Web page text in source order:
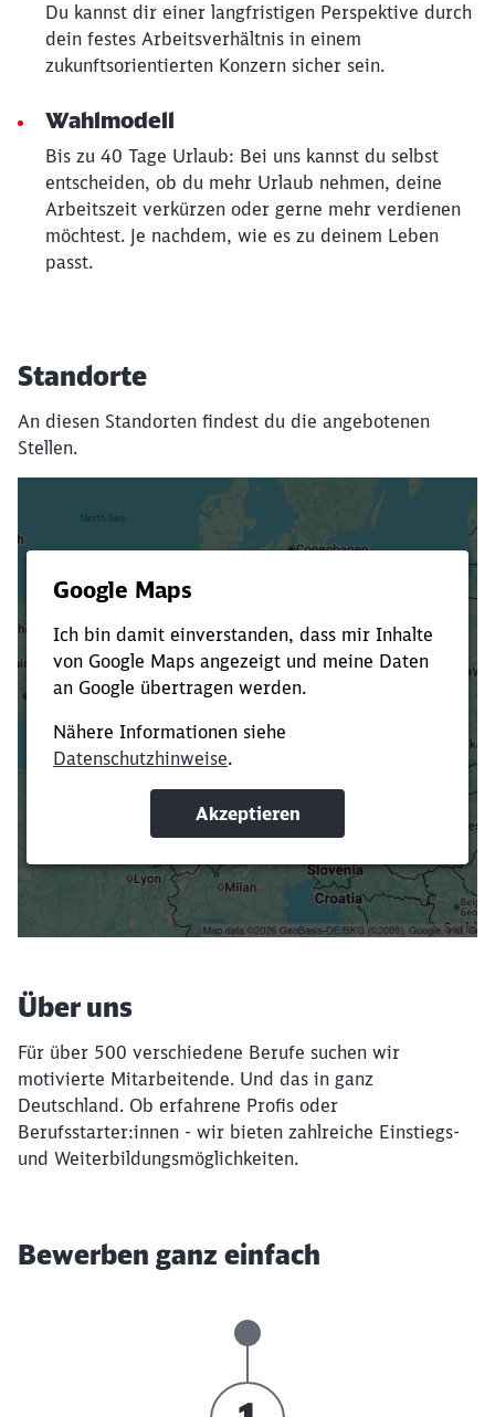
Du kannst dir einer langfristigen Perspektive durch
dein festes Arbeitsverhältnis in einem
zukunftsorientierten Konzern sicher sein.
Wahlmodell
Bis zu 40 Tage Urlaub: Bei uns kannst du selbst
entscheiden, ob du mehr Urlaub nehmen, deine
Arbeitszeit verkürzen oder gerne mehr verdienen
möchtest. Je nachdem, wie es zu deinem Leben
passt.
Standorte
An diesen Standorten findest du die angebotenen
Stellen.
Verkürze die Ladezeit, indem du Suchbegriffe
oder Filter hinzufügst.
Suchbegriffe eingeben
Filter setzen
Über uns
Für über 500 verschiedene Berufe suchen wir
motivierte Mitarbeitende. Und das in ganz
Deutschland. Ob erfahrene Profis oder
Berufsstarter:innen - wir bieten zahlreiche Einstiegs-
und Weiterbildungsmöglichkeiten.
Bewerben ganz einfach